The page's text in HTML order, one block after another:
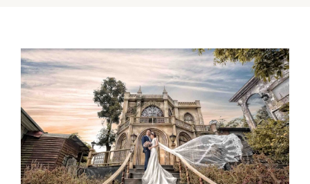
View
Larger
Image